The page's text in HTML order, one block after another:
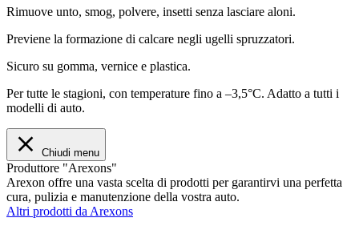
Rimuove unto, smog, polvere, insetti senza lasciare aloni.
Previene la formazione di calcare negli ugelli spruzzatori.
Sicuro su gomma, vernice e plastica.
Per tutte le stagioni, con temperature fino a –3,5°C. Adatto a tutti i
modelli di auto.
Chiudi menu
Produttore "Arexons"
Arexon offre una vasta scelta di prodotti per garantirvi una perfetta
cura, pulizia e manutenzione della vostra auto.
Altri prodotti da Arexons